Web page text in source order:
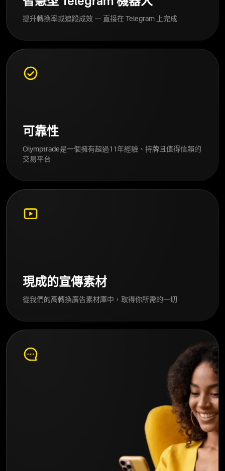
提升轉換率或追蹤成效 — 直接在 Telegram 上完成
可靠性
Olymptrade是一個擁有超過11年經驗、持牌且值得信賴的
交易平台
現成的宣傳素材
從我們的高轉換廣告素材庫中，取得你所需的一切